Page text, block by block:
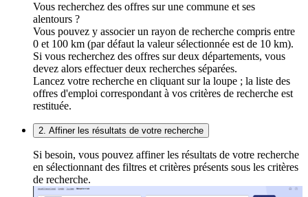
Vous recherchez des offres sur une commune et ses
alentours ?
Vous pouvez y associer un rayon de recherche compris entre
0 et 100 km (par défaut la valeur sélectionnée est de 10 km).
Si vous recherchez des offres sur deux départements, vous
devez alors effectuer deux recherches séparées.
Lancez votre recherche en cliquant sur la loupe ; la liste des
offres d'emploi correspondant à vos critères de recherche est
restituée.
2. Affiner les résultats de votre recherche
Si besoin, vous pouvez affiner les résultats de votre recherche
en sélectionnant des filtres et critères présents sous les critères
de recherche.